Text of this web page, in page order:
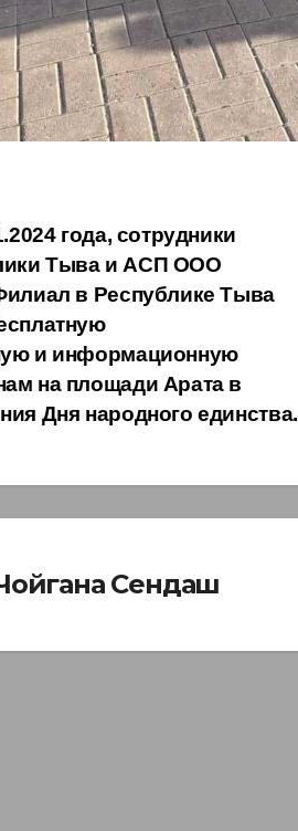
года, сотрудники
Тыва и АСП ООО
в Республике Тыва
и информационную
на площади Арата в
Дня народного единства.
Сендаш